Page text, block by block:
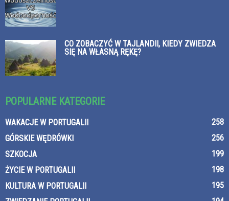
CO ZOBACZYĆ W TAJLANDII, KIEDY ZWIEDZA
SIĘ NA WŁASNĄ RĘKĘ?
POPULARNE KATEGORIE
WAKACJE W PORTUGALII
258
GÓRSKIE WĘDRÓWKI
256
SZKOCJA
199
ŻYCIE W PORTUGALII
198
KULTURA W PORTUGALII
195